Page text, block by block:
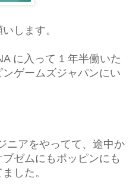
します。
に入って 1 年半働いた
ゲームズジャパンにい
ニアをやってて、途中か
ゼムにもポッピンにも
した。